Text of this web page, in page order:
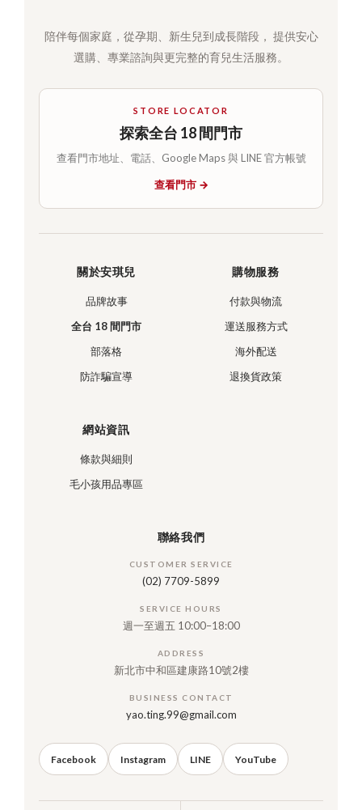
陪伴每個家庭，從孕期、新生兒到成長階段， 提供安心
選購、專業諮詢與更完整的育兒生活服務。
STORE LOCATOR
探索全台 18 間門市
查看門市地址、電話、Google Maps 與 LINE 官方帳號
查看門市 →
關於安琪兒
品牌故事
全台 18 間門市
部落格
防詐騙宣導
購物服務
付款與物流
運送服務方式
海外配送
退換貨政策
網站資訊
條款與細則
毛小孩用品專區
聯絡我們
CUSTOMER SERVICE
(02) 7709-5899
SERVICE HOURS
週一至週五 10:00–18:00
ADDRESS
新北市中和區建康路10號2樓
BUSINESS CONTACT
yao.ting.99@gmail.com
Facebook Instagram LINE YouTube